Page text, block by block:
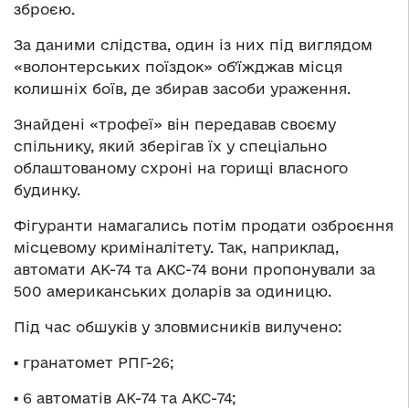
зброєю.
За даними слідства, один із них під виглядом
«волонтерських поїздок» обʼїжджав місця
колишніх боїв, де збирав засоби ураження.
Знайдені «трофеї» він передавав своєму
спільнику, який зберігав їх у спеціально
облаштованому схроні на горищі власного
будинку.
Фігуранти намагались потім продати озброєння
місцевому криміналітету. Так, наприклад,
автомати АК-74 та АКС-74 вони пропонували за
500 американських доларів за одиницю.
Під час обшуків у зловмисників вилучено:
▪️ гранатомет РПГ-26;
▪️ 6 автоматів АК-74 та АКС-74;